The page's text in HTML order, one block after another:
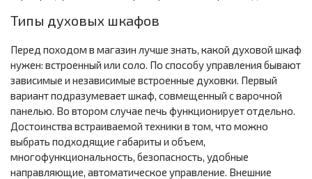
Типы духовых шкафов
Перед походом в магазин лучше знать, какой духовой шкаф
нужен: встроенный или соло. По способу управления бывают
зависимые и независимые встроенные духовки. Первый
вариант подразумевает шкаф, совмещенный с варочной
панелью. Во втором случае печь функционирует отдельно.
Достоинства встраиваемой техники в том, что можно
выбрать подходящие габариты и объем,
многофункциональность, безопасность, удобные
направляющие, автоматическое управление. Внешние